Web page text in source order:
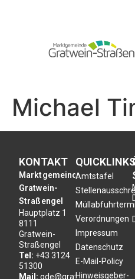
Michael
KONTAKT
Marktgemeinde
Gratwein-
Straßengel
Hauptplatz 1
8111
Gratwein-
Straßengel
Tel: +43 3124
51300
Mail: gde@gratwein-
QUICKLINKS
Amtstafel
Verordnungen
Impressum
Datenschutz
E-Mail-Policy
Hinweisgeber-